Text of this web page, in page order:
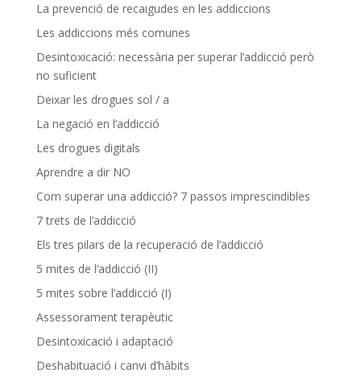
La prevenció de recaigudes en les addiccions
Les addiccions més comunes
Desintoxicació: necessària per superar l’addicció però
no suficient
Deixar les drogues sol / a
La negació en l’addicció
Les drogues digitals
Aprendre a dir NO
Com superar una addicció? 7 passos imprescindibles
7 trets de l’addicció
Els tres pilars de la recuperació de l’addicció
5 mites de l’addicció (II)
5 mites sobre l’addicció (I)
Assessorament terapèutic
Desintoxicació i adaptació
Deshabituació i canvi d’hàbits